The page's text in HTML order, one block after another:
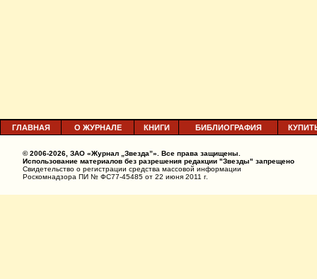
ГЛАВНАЯ О ЖУРНАЛЕ КНИГИ БИБЛИОГРАФИЯ
© 2006-2026, ЗАО «Журнал „Звезда”». Все права защищены.
Использование материалов без разрешения редакции "Звезды" запрещено
Свидетельство о регистрации средства массовой информации
Роскомнадзора ПИ № ФС77-45485 от 22 июня 2011 г.